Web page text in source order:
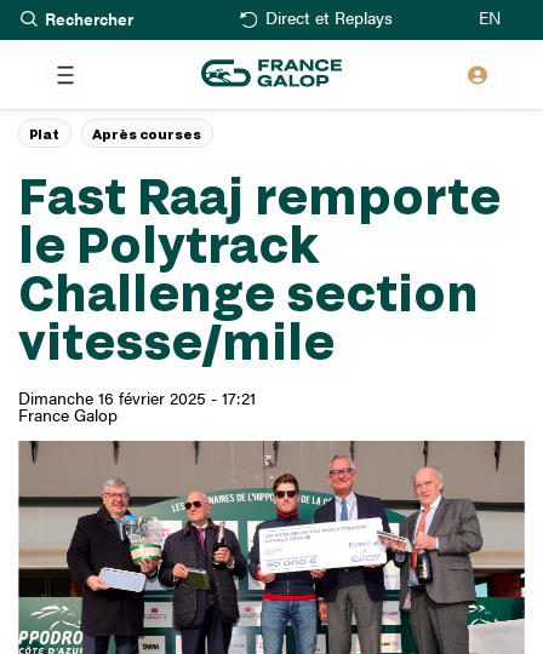
Aller
au
contenu
principal
Rechercher Direct et Replays EN
Fast Raaj remporte
le Polytrack
Challenge section
vitesse/mile
Dimanche 16 février 2025 - 17:21
France Galop
Plat Après courses